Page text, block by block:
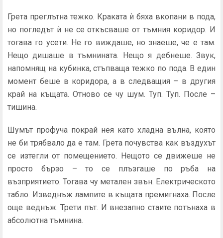
Грета преглътна тежко. Краката ѝ бяха вкопани в пода,
но погледът ѝ не се откъсваше от тъмния коридор. И
тогава го усети. Не го виждаше, но знаеше, че е там.
Нещо дишаше в тъмнината. Нещо я дебнеше. Звук,
напомнящ на кубинка, стъпваща тежко по пода. В един
момент беше в коридора, а в следващия – в другия
край на къщата. Отново се чу шум. Туп. Туп. После –
тишина.
Шумът профуча покрай нея като хладна вълна, която
не би трябвало да е там. Грета почувства как въздухът
се изтегли от помещението. Нещото се движеше не
просто бързо – то се плъзгаше по ръба на
възприятието. Тогава чу метален звън. Електрическото
табло. Изведнъж лампите в къщата премигна­ха. После
още веднъж. Трети път. И внезапно стаите потънаха в
абсолютна тъмнина.